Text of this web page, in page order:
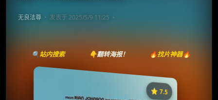
无良法尊 发表于 2025/5/9 11:25
🔍站内搜索 👇翻转海报！ 🔥找片神器🔥
⭐️ 7.5
《扑克脸》
收藏